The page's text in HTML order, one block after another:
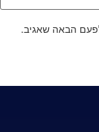
הבאה שאגיב.